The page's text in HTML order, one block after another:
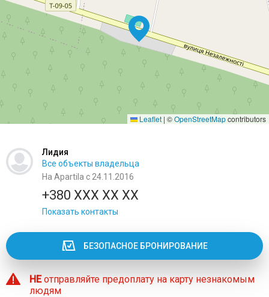
Leaflet | ©OpenStreetMapcontributors
Лидия
Все объекты владельца
На Apartila с 24.11.2016
+380 XXX XX XX
Показать контакты
БЕЗОПАСНОЕ БРОНИРОВАНИЕ
НЕотправляйте предоплату на карту незнакомым
людям